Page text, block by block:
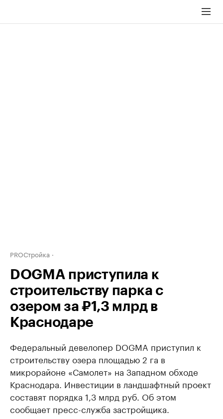
PROСтройка
DOGMA приступила к
строительству парка с
озером за ₽1,3 млрд в
Краснодаре
Федеральный девелопер DOGMA приступил к
строительству озера площадью 2 га в
микрорайоне «Самолет» на Западном обходе
Краснодара. Инвестиции в ландшафтный проект
составят порядка 1,3 млрд руб. Об этом
сообщает пресс-служба застройщика.